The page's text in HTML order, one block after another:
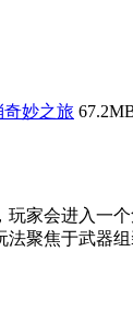
奇妙之旅
玩家会进入一
聚焦于武器